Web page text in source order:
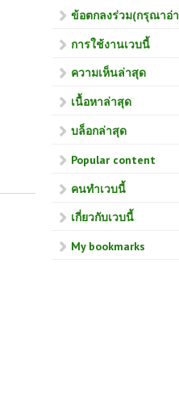
ข้อตกลงร่วม(กรุณาอ่
การใช้งานเวบนี้
ความเห็นล่าสุด
เนื้อหาล่าสุด
บล็อกล่าสุด
Popular content
คนทำเวบนี้
เกี่ยวกับเวบนี้
My bookmarks